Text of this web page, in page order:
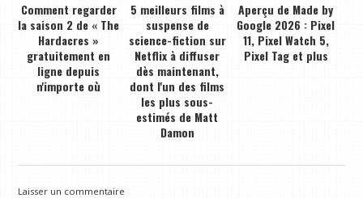
Comment regarder
la saison 2 de « The
Hardacres »
gratuitement en
ligne depuis
n'importe où
5 meilleurs films à
suspense de
science-fiction sur
Netflix à diffuser
dès maintenant,
dont l'un des films
les plus sous-
estimés de Matt
Damon
Aperçu de Made by
Google 2026 : Pixel
11, Pixel Watch 5,
Pixel Tag et plus
Laisser un commentaire